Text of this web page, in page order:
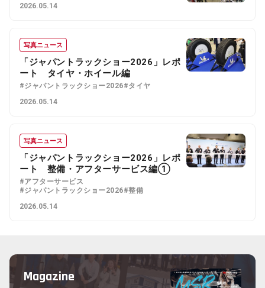
2026.05.14
写真ニュース
「ジャパントラックショー2026」レポ
ート タイヤ・ホイール編
#ジャパントラックショー2026#タイヤ
2026.05.14
写真ニュース
「ジャパントラックショー2026」レポ
ート 整備・アフターサービス編①
#アフターサービス
#ジャパントラックショー2026#整備
2026.05.14
Magazine